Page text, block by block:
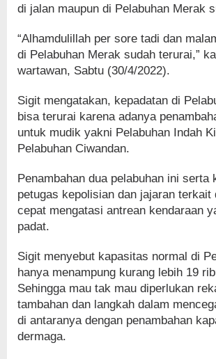
di jalan maupun di Pelabuhan Merak
“Alhamdulillah per sore tadi dan
di Pelabuhan Merak sudah terurai,”
wartawan, Sabtu (30/4/2022).
Sigit mengatakan, kepadatan di
bisa terurai karena adanya
untuk mudik yakni Pelabuhan Indah
Pelabuhan Ciwandan.
Penambahan dua pelabuhan ini serta
petugas kepolisian dan jajaran terkait
cepat mengatasi antrean kendaraan
padat.
Sigit menyebut kapasitas normal di
hanya menampung kurang lebih 19
Sehingga mau tak mau diperlukan
tambahan dan langkah dalam
di antaranya dengan penambahan
dermaga.